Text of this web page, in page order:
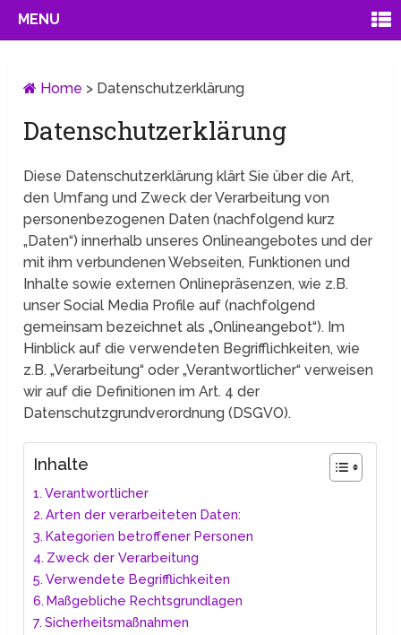
MENU
Home > Datenschutzerklärung
Datenschutzerklärung
Diese Datenschutzerklärung klärt Sie über die Art,
den Umfang und Zweck der Verarbeitung von
personenbezogenen Daten (nachfolgend kurz
„Daten“) innerhalb unseres Onlineangebotes und der
mit ihm verbundenen Webseiten, Funktionen und
Inhalte sowie externen Onlinepräsenzen, wie z.B.
unser Social Media Profile auf (nachfolgend
gemeinsam bezeichnet als „Onlineangebot“). Im
Hinblick auf die verwendeten Begrifflichkeiten, wie
z.B. „Verarbeitung“ oder „Verantwortlicher“ verweisen
wir auf die Definitionen im Art. 4 der
Datenschutzgrundverordnung (DSGVO).
Inhalte
Verantwortlicher
Arten der verarbeiteten Daten:
Kategorien betroffener Personen
Zweck der Verarbeitung
Verwendete Begrifflichkeiten
Maßgebliche Rechtsgrundlagen
Sicherheitsmaßnahmen